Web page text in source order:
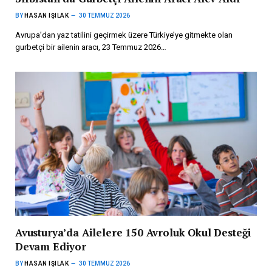
BY HASAN IŞILAK 30 TEMMUZ 2026
Avrupa’dan yaz tatilini geçirmek üzere Türkiye’ye gitmekte olan
gurbetçi bir ailenin aracı, 23 Temmuz 2026…
Avusturya’da Ailelere 150 Avroluk Okul Desteği
Devam Ediyor
BY HASAN IŞILAK 30 TEMMUZ 2026